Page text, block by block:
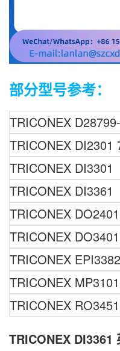
部分型号参考：
TRICONEX
TRICONEX DI2301
TRICONEX DI3301
TRICONEX DI3361
TRICONEX DO2401
TRICONEX DO3401
TRICONEX EPI3382
TRICONEX MP3101
TRICONEX RO3451
TRICONEX DI3361